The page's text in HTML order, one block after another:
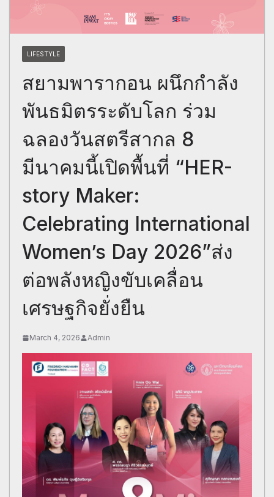
LIFESTYLE
สยามพารากอน ผนึกกำลัง
พันธมิตรระดับโลก ร่วม
ฉลองวันสตรีสากล 8
มีนาคมนี้เปิดพื้นที่ “HER-
story Maker:
Celebrating International
Women’s Day 2026”ส่ง
ต่อพลังหญิงขับเคลื่อน
เศรษฐกิจยั่งยืน
March 4, 2026 Admin